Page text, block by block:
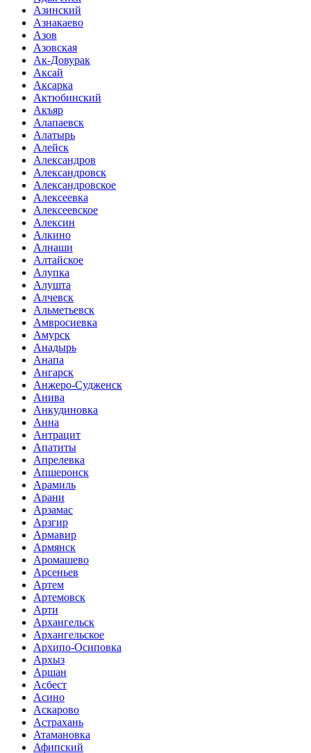
Азинский
Азнакаево
Азов
Азовская
Ак-Довурак
Аксай
Аксарка
Актюбинский
Акъяр
Алапаевск
Алатырь
Алейск
Александров
Александровск
Александровское
Алексеевка
Алексеевское
Алексин
Алкино
Алнаши
Алтайское
Алупка
Алушта
Алчевск
Альметьевск
Амвросиевка
Амурск
Анадырь
Анапа
Ангарск
Анжеро-Судженск
Анива
Анкудиновка
Анна
Антрацит
Апатиты
Апрелевка
Апшеронск
Арамиль
Арани
Арзамас
Арзгир
Армавир
Армянск
Аромашево
Арсеньев
Артем
Артемовск
Арти
Архангельск
Архангельское
Архипо-Осиповка
Архыз
Аршан
Асбест
Асино
Аскарово
Астрахань
Атамановка
Афипский